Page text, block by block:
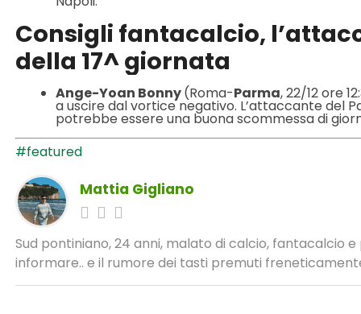
Consigli fantacalcio,
della 17^ giornata
Ange-Yoan Bonny(Roma-Parma, 22/12 ore
a uscire dal vortice negativo. L’attaccante del
potrebbe essere una buona scommessa di
#featured
Mattia Gigliano
Sud pontiniano, 24 anni, malato di calcio, fantacalcio
informare.. e il rumore dei tasti premuti